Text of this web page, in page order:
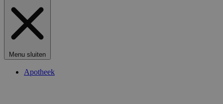
Menu sluiten
Apotheek